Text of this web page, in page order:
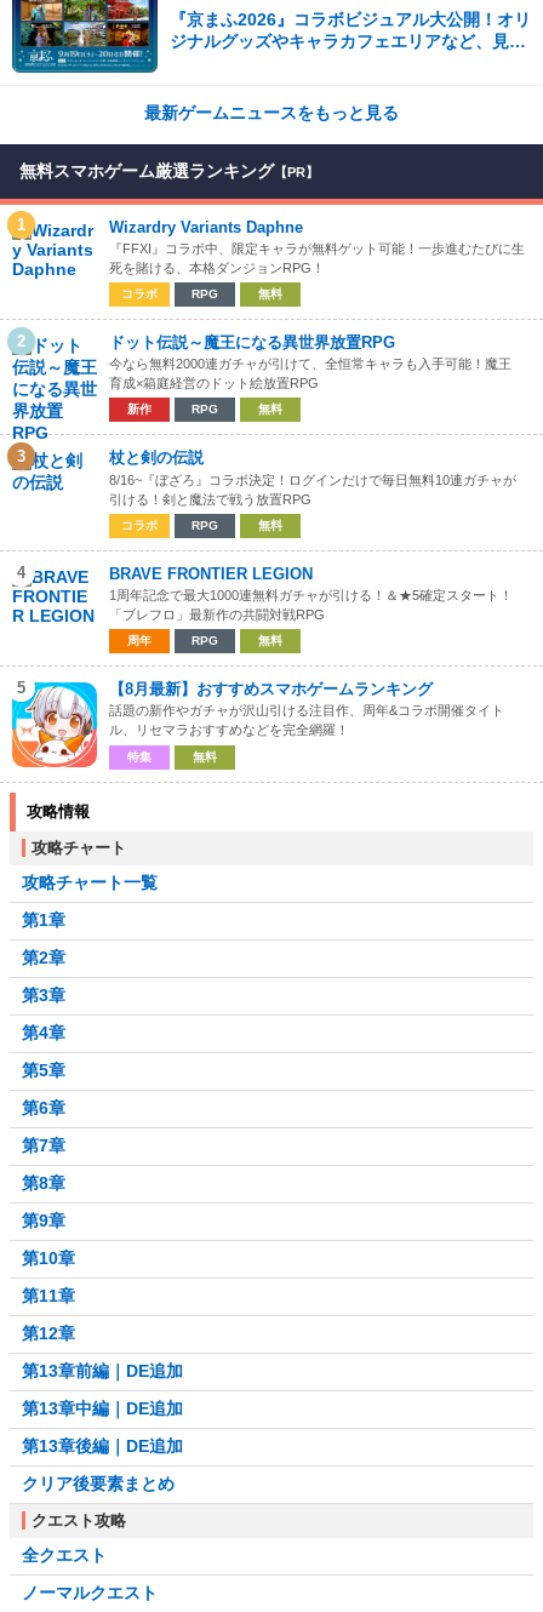
『京まふ2026』コラボビジュアル大公開！オリ
ジナルグッズやキャラカフェエリアなど、見ど
最新ゲームニュースをもっと見る
無料スマホゲーム厳選ランキング 【PR】
1 Wizardry Variants Daphne
『FFXI』コラボ中、限定キャラが無料ゲット可能！一歩進むたびに生
死を賭ける、本格ダンジョンRPG！
コラボ RPG 無料
2 ドット伝説～魔王になる異世界放置RPG
今なら無料2000連ガチャが引けて、全恒常キャラも入手可能！魔王
育成×箱庭経営のドット絵放置RPG
新作 RPG 無料
3 杖と剣の伝説
8/16~『ぼざろ』コラボ決定！ログインだけで毎日無料10連ガチャが
引ける！剣と魔法で戦う放置RPG
コラボ RPG 無料
4 BRAVE FRONTIER LEGION
1周年記念で最大1000連無料ガチャが引ける！＆★5確定スタート！
「ブレフロ」最新作の共闘対戦RPG
周年 RPG 無料
5 【8月最新】おすすめスマホゲームランキング
話題の新作やガチャが沢山引ける注目作、周年&コラボ開催タイト
ル、リセマラおすすめなどを完全網羅！
特集 無料
攻略情報
攻略チャート
攻略チャート一覧
第1章
第2章
第3章
第4章
第5章
第6章
第7章
第8章
第9章
第10章
第11章
第12章
第13章前編｜DE追加
第13章中編｜DE追加
第13章後編｜DE追加
クリア後要素まとめ
クエスト攻略
全クエスト
ノーマルクエスト